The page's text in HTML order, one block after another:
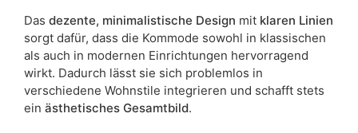
Das dezente, minimalistische Design mit klaren Linien
sorgt dafür, dass die Kommode sowohl in klassischen
als auch in modernen Einrichtungen hervorragend
wirkt. Dadurch lässt sie sich problemlos in
verschiedene Wohnstile integrieren und schafft stets
ein ästhetisches Gesamtbild.